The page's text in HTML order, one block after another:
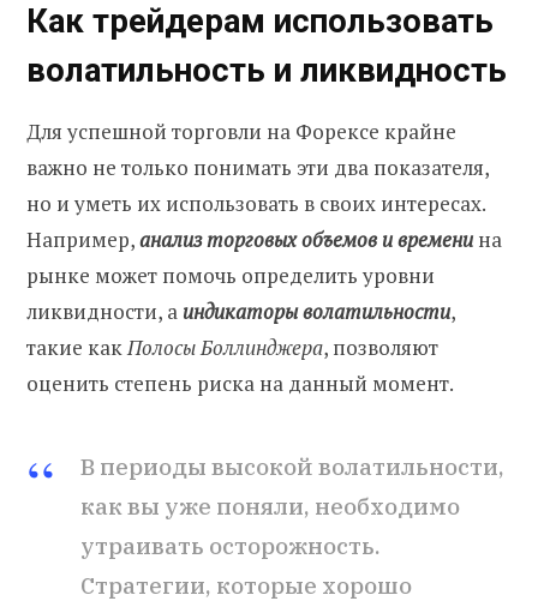
Как трейдерам использовать
волатильность и ликвидность
Для успешной торговли на Форексе крайне
важно не только понимать эти два показателя,
но и уметь их использовать в своих интересах.
Например,анализ торговых объемов и времени на
рынке может помочь определить уровни
ликвидности, а индикаторы волатильности,
такие какПолосы Боллинджера, позволяют
оценить степень риска на данный момент.
В периоды высокой волатильности,
как вы уже поняли, необходимо
утраивать осторожность.
Стратегии, которые хорошо